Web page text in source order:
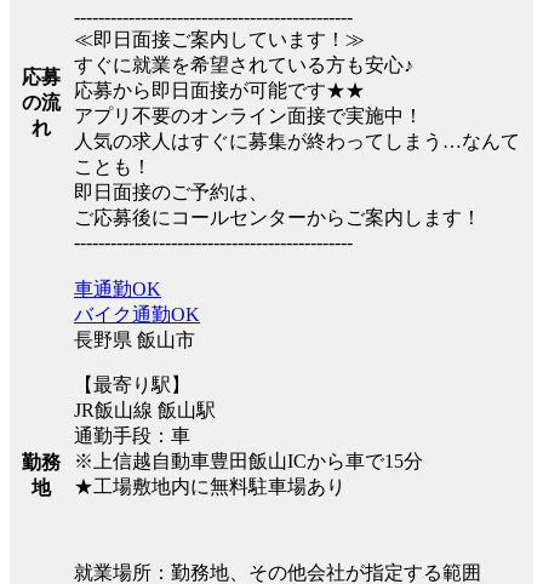
応募
の流
れ
----------------------------------------------
≪即日面接ご案内しています！≫
すぐに就業を希望されている方も安心♪
応募から即日面接が可能です★★
アプリ不要のオンライン面接で実施中！
人気の求人はすぐに募集が終わってしまう…なんて
ことも！
即日面接のご予約は、
ご応募後にコールセンターからご案内します！
----------------------------------------------
勤務
地
車通勤OK
バイク通勤OK
長野県 飯山市
【最寄り駅】
JR飯山線 飯山駅
通勤手段：車
※上信越自動車豊田飯山ICから車で15分
★工場敷地内に無料駐車場あり
就業場所：勤務地、その他会社が指定する範囲